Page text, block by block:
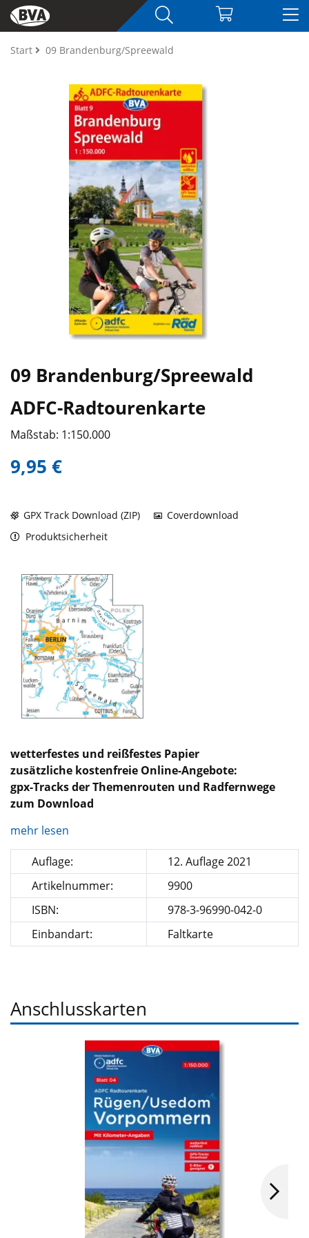
Start 09 Brandenburg/Spreewald
09 Brandenburg/Spreewald
ADFC-Radtourenkarte
Maßstab: 1:150.000
9,95 €
GPX Track Download (ZIP)
Coverdownload
Produktsicherheit
wetterfestes und reißfestes Papier
zusätzliche kostenfreie Online-Angebote:
gpx-Tracks der Themenrouten und Radfernwege
zum Download
mehr lesen
Auflage:
12. Auflage 2021
Artikelnummer:
9900
ISBN:
978-3-96990-042-0
Einbandart:
Faltkarte
Anschlusskarten